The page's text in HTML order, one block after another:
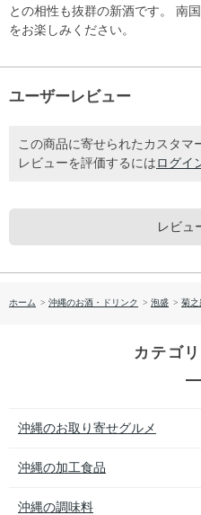
との相性も抜群の新酒です。 南
をお楽しみください。
ユーザーレビュー
この商品に寄せられたカスタマ
レビューを評価するには ログイ
レビュ
ホーム > 沖縄のお酒・ドリンク > 泡盛 > 菊
カテゴ
沖縄のお取り寄せグルメ
沖縄の加工食品
沖縄の調味料